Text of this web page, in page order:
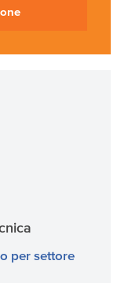
per settore